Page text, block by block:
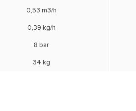
0,53 m3/h
0,39 kg/h
8 bar
34 kg